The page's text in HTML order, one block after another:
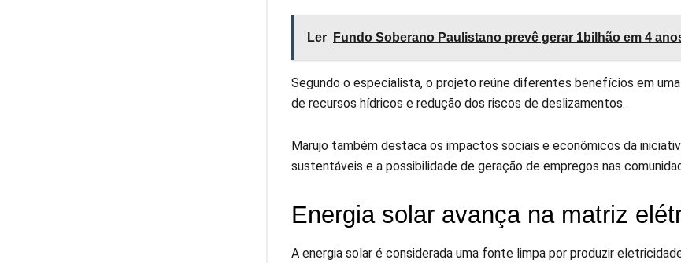
Ler Fundo Soberano Paulistano prevê gerar 1bilhão em 4
Segundo o especialista, o projeto reúne diferentes benefícios em
de recursos hídricos e redução dos riscos de deslizamentos.
Marujo também destaca os impactos sociais e econômicos da
sustentáveis e a possibilidade de geração de empregos nas
Energia solar avança na matriz
A energia solar é considerada uma fonte limpa por produzir